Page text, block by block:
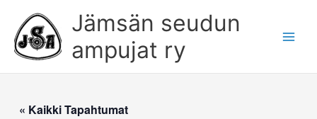
sisältöön
Jämsän seudun
ampujat ry
« Kaikki Tapahtumat